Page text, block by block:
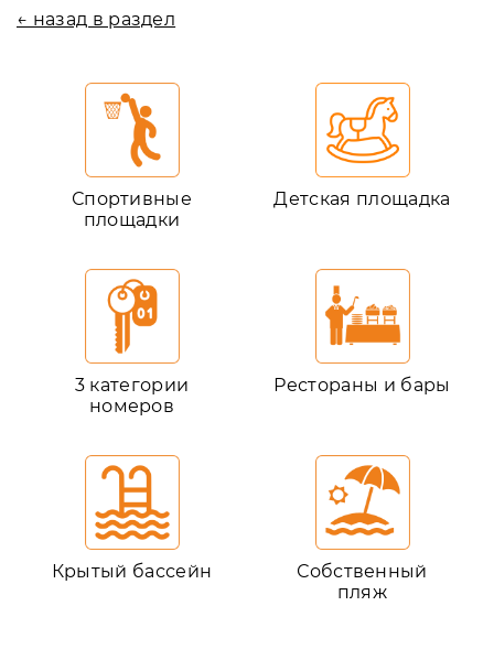
← назад в раздел
Спортивные
площадки
Детская площадка
3 категории
номеров
Рестораны и бары
Крытый бассейн
Собственный
пляж